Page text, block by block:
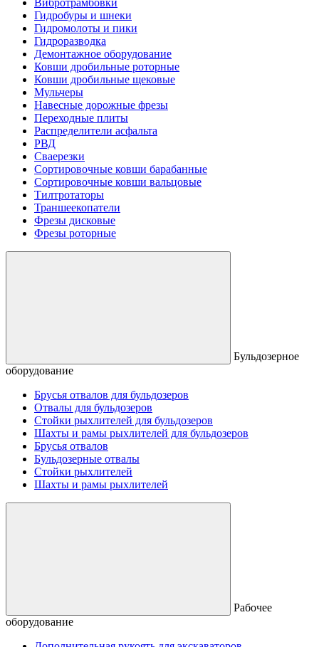
Вибротрамбовки
Гидробуры и шнеки
Гидромолоты и пики
Гидроразводка
Демонтажное оборудование
Ковши дробильные роторные
Ковши дробильные щековые
Мульчеры
Навесные дорожные фрезы
Переходные плиты
Распределители асфальта
РВД
Сваерезки
Сортировочные ковши барабанные
Сортировочные ковши вальцовые
Тилтротаторы
Траншеекопатели
Фрезы дисковые
Фрезы роторные
Бульдозерное
оборудование
Брусья отвалов для бульдозеров
Отвалы для бульдозеров
Стойки рыхлителей для бульдозеров
Шахты и рамы рыхлителей для бульдозеров
Брусья отвалов
Бульдозерные отвалы
Стойки рыхлителей
Шахты и рамы рыхлителей
Рабочее
оборудование